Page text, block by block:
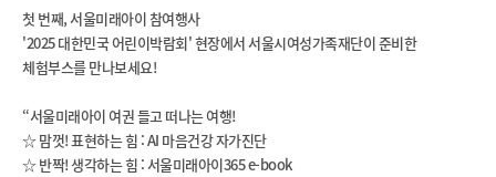
첫 번째, 서울미래아이 참여행사
'2025 대한민국 어린이박람회' 현장에서 서울시여성가족재단이 준비한
체험부스를 만나보세요!
“서울미래아이 여권 들고 떠나는 여행!
☆ 맘껏! 표현하는 힘 : AI 마음건강 자가진단
☆ 반짝! 생각하는 힘 : 서울미래아이365 e-book